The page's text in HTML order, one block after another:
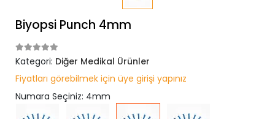
Biyopsi Punch 4mm
Kategori: Diğer Medikal Ürünler
Fiyatları görebilmek için üye girişi yapınız
Numara Seçiniz: 4mm